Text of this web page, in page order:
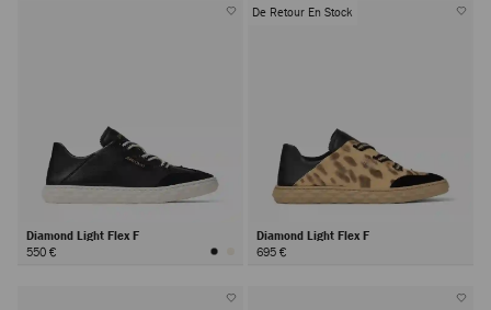
Diamond Light Flex F
550 €
De Retour En Stock
Diamond Light Flex F
695 €